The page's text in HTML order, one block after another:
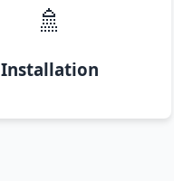
🚿
Installation